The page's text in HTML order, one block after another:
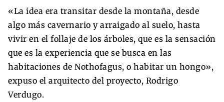
«La idea era transitar desde la montaña, desde
algo más cavernario y arraigado al suelo, hasta
vivir en el follaje de los árboles, que es la sensación
que es la experiencia que se busca en las
habitaciones de Nothofagus, o habitar un hongo»,
expuso el arquitecto del proyecto, Rodrigo
Verdugo.